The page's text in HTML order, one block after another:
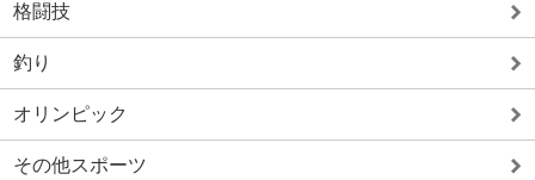
格闘技
釣り
オリンピック
その他スポーツ